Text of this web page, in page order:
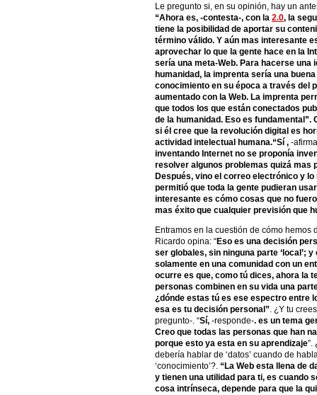
Le pregunto si, en su opinión, hay un
“Ahora es, -contesta-, con la 2.0, la
tiene la posibilidad de aportar su
término válido. Y aún mas interesante
aprovechar lo que la gente hace en la
sería una meta-Web. Para hacerse una
humanidad, la imprenta sería una
conocimiento en su época a través del
aumentado con la Web. La imprenta
que todos los que están conectados
de la humanidad. Eso es
si él cree que la revolución digital es
actividad intelectual humana.“Sí , -
inventando Internet no se proponía
resolver algunos problemas quizá mas
Después, vino el correo electrónico y
permitió que toda la gente pudieran
interesante es cómo cosas que no
mas éxito que cualquier previsión que
Entramos en la cuestión de cómo
Ricardo opina: “Eso es una decisión
ser globales, sin ninguna parte ‘local’;
solamente en una comunidad con un
ocurre es que, como tú dices, ahora la
personas combinen en su vida una parte
¿dónde estas tú es ese espectro entre
esa es tu decisión personal”. ¿Y tu
pregunto-. “Sí, -responde-. es un tema
Creo que todas las personas que han
porque esto ya esta en su aprendizaje”.
debería hablar de ‘datos’ cuando de
‘conocimiento’?. “La Web esta llena de
y tienen una utilidad para ti, es cuando
cosa intrínseca, depende para que la